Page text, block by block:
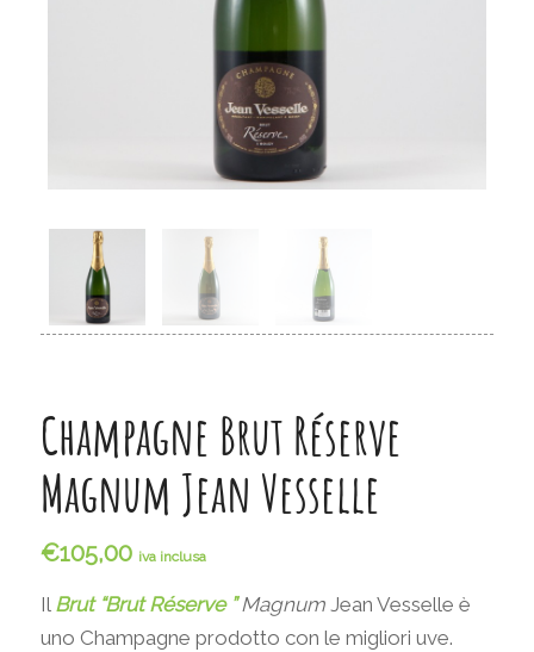
Champagne Brut Réserve
Magnum Jean Vesselle
€105,00 iva inclusa
Il Brut “Brut Réserve ”Magnum Jean Vesselle è
uno Champagne prodotto con le migliori uve.